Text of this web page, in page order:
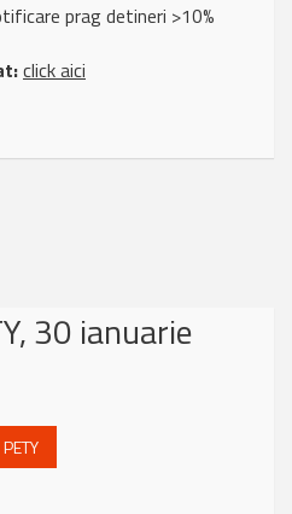
prag detineri >10%
click aici
30 ianuarie
PETY